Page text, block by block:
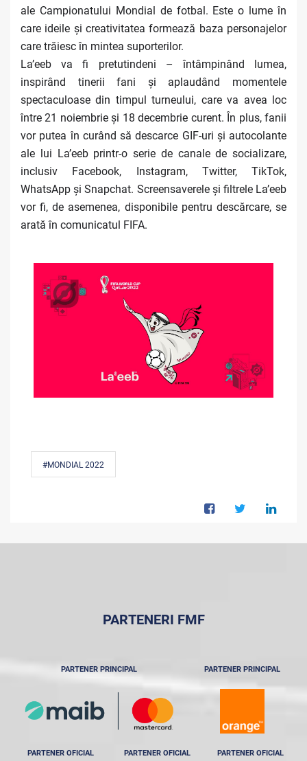
ale Campionatului Mondial de fotbal. Este o lume în
care ideile și creativitatea formează baza personajelor
care trăiesc în mintea suporterilor.
La’eeb va fi pretutindeni – întâmpinând lumea,
inspirând tinerii fani și aplaudând momentele
spectaculoase din timpul turneului, care va avea loc
între 21 noiembrie și 18 decembrie curent. În plus, fanii
vor putea în curând să descarce GIF-uri și autocolante
ale lui La’eeb printr-o serie de canale de socializare,
inclusiv Facebook, Instagram, Twitter, TikTok,
WhatsApp și Snapchat. Screensaverele și filtrele La’eeb
vor fi, de asemenea, disponibile pentru descărcare, se
arată în comunicatul FIFA.
#MONDIAL 2022
PARTENERI FMF
PARTENER PRINCIPAL PARTENER PRINCIPAL
PARTENER OFICIAL PARTENER OFICIAL PARTENER OFICIAL